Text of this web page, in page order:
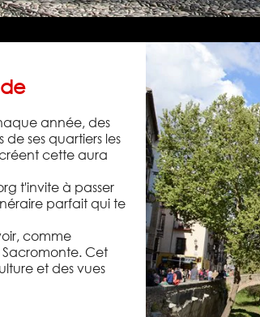
année, des
ses quartiers les
cette aura
t'invite à passer
parfait qui te
comme
Cet
et des vues